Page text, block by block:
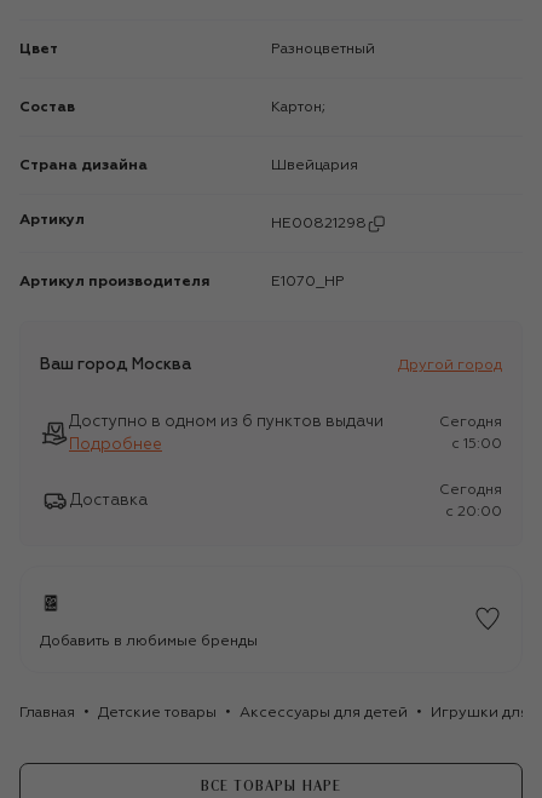
Цвет Разноцветный
Состав Картон;
Страна дизайна Швейцария
Артикул HE00821298
Артикул производителя E1070_HP
Ваш город Москва Другой город
Доступно в одном из 6 пунктов выдачи
Подробнее
Сегодня
c 15:00
Доставка
Сегодня
c 20:00
Добавить в любимые бренды
Главная Детские товары Аксессуары для детей Игрушки для
ВСЕ ТОВАРЫ HAPE